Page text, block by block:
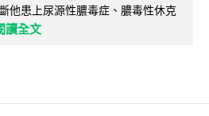
他患上尿源性膿毒症、膿毒性休克
讀全文